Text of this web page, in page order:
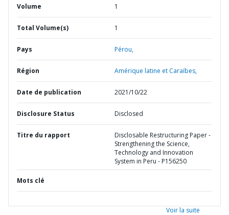
Volume 1
Total Volume(s) 1
Pays Pérou,
Région Amérique latine et Caraïbes,
Date de publication 2021/10/22
Disclosure Status Disclosed
Titre du rapport
Disclosable Restructuring Paper -
Strengthening the Science,
Technology and Innovation
System in Peru - P156250
Mots clé
Voir la suite